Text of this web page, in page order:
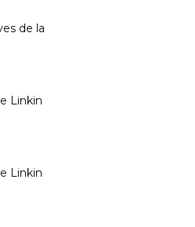
de la
Linkin
Linkin